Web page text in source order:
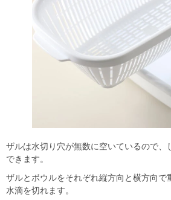
ザルは水切り穴が無数に空いているので、
できます。
ザルとボウルをそれぞれ縦方向と横方向で
水滴を切れます。